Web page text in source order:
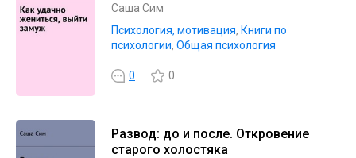
Саша Сим
Психология, мотивация, Книги по
психологии, Общая психология
0 0
Развод: до и после. Откровение
старого холостяка